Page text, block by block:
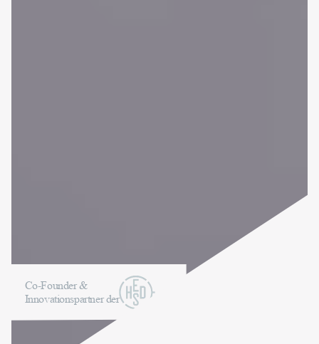
Co-Founder &
Innovationspartner der